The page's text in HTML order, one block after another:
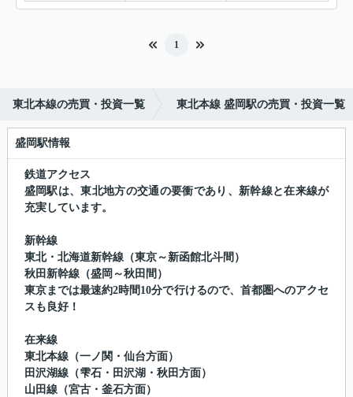
1
東北本線の売買・投資一覧 東北本線 盛岡駅の売買・投資一覧
盛岡駅情報
鉄道アクセス
盛岡駅は、東北地方の交通の要衝であり、新幹線と在来線が
充実しています。
新幹線
東北・北海道新幹線（東京～新函館北斗間）
秋田新幹線（盛岡～秋田間）
東京までは最速約2時間10分で行けるので、首都圏へのアクセ
スも良好！
在来線
東北本線（一ノ関・仙台方面）
田沢湖線（雫石・田沢湖・秋田方面）
山田線（宮古・釜石方面）